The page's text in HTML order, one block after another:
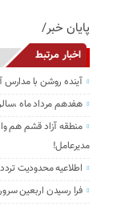
پایان خبر/
اخبار مرتبط
آینده روشن با مدارس
هفدهم مرداد ماه
منطقه آزاد قشم هم
مدیرعامل!
اطلاعیه محدودیت
فرا رسیدن اربعین